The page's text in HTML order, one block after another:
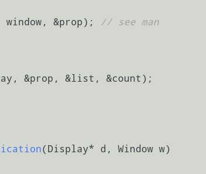
window, &prop);
// see man
&prop, &list, &count);
(Display* d, Window w)